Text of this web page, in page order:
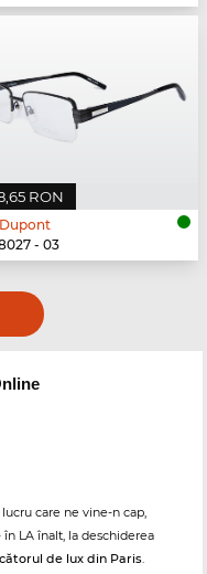
RON
Dupont
- 03
care ne vine-n cap,
LA înalt, la deschiderea
de lux din Paris.